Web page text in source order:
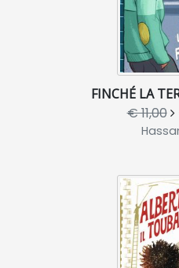
FINCHÉ LA
€ 11,00